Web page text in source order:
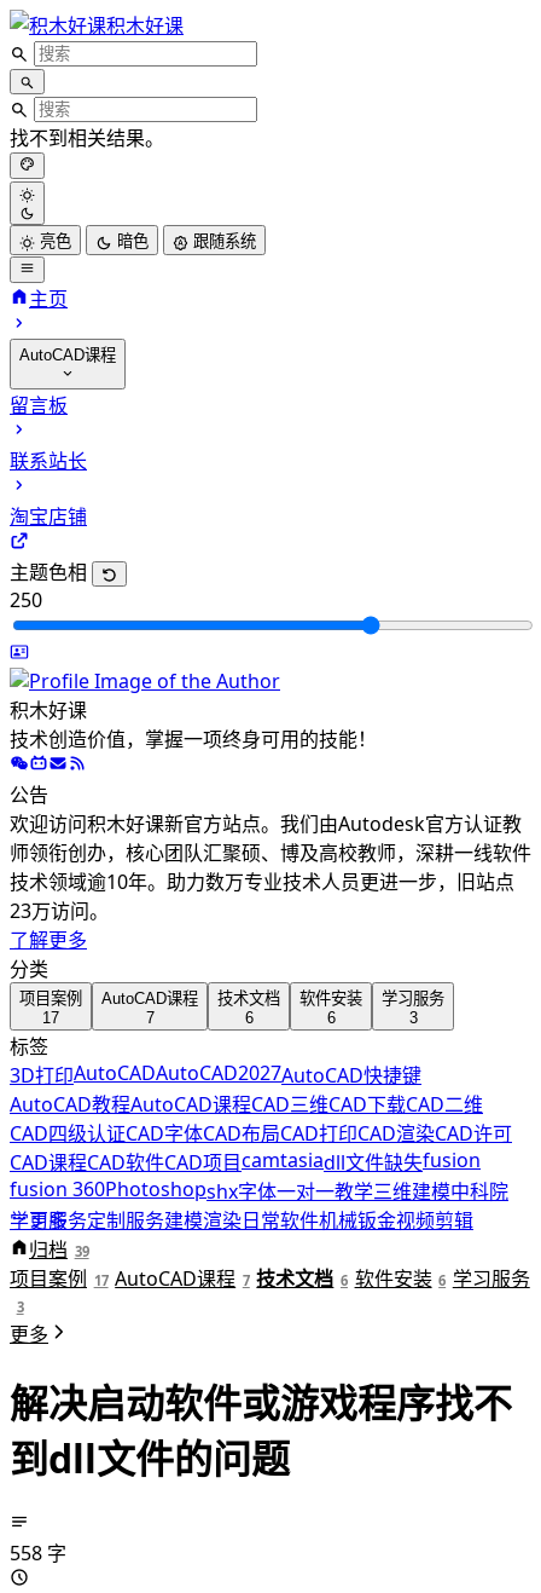
积木好课
找不到相关结果。
亮色 暗色 跟随系统
主页
AutoCAD课程
CAD二维基础课程
CAD三维建模课程
CAD高级渲染课程
CAD机械四级考试
留言板
联系站长
淘宝店铺
主题色相
250
积木好课
技术创造价值，掌握一项终身可用的技能！
公告
欢迎访问积木好课新官方站点。我们由Autodesk官方认证教
师领衔创办，核心团队汇聚硕、博及高校教师，深耕一线软件
技术领域逾10年。助力数万专业技术人员更进一步，旧站点
23万访问。
了解更多
分类
项目案例
17
AutoCAD课程
7
技术文档
6
软件安装
6
学习服务
3
标签
3D打印AutoCADAutoCAD2027AutoCAD快捷键
AutoCAD教程AutoCAD课程CAD三维CAD下载CAD二维
CAD四级认证CAD字体CAD布局CAD打印CAD渲染CAD许可
CAD课程CAD软件CAD项目camtasiadll文件缺失fusion
fusion 360Photoshopshx字体一对一教学三维建模中科院
学习服务定制服务建模渲染日常软件机械钣金视频剪辑
科研绘图积木好课
更多
归档 39
项目案例 17 AutoCAD课程 7 技术文档 6 软件安装 6 学习服务
3
更多
解决启动软件或游戏程序找不
到dll文件的问题
558 字